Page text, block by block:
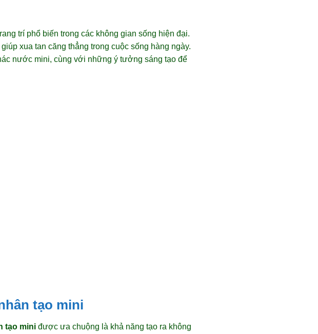
trí phổ biến trong các không gian sống hiện đại.
xua tan căng thẳng trong cuộc sống hàng ngày.
nước mini, cùng với những ý tưởng sáng tạo để
tạo mini
tạo mini được ưa chuộng là khả năng tạo ra không